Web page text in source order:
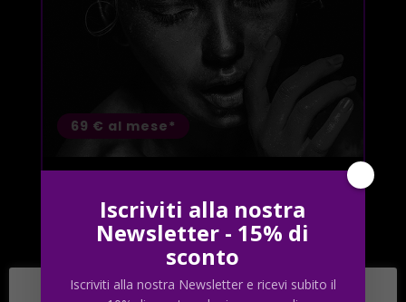
69 € al mese*
LUXURY
✅ Risparmi il 55% dal costo totale
✅ 10 lezioni al mese
✅ Tutti i corsi REA Academyℹ️
Cookie Policy & Privacy
Iscriviti alla nostra
Newsletter - 15% di
sconto
Iscriviti alla nostra Newsletter e ricevi subito il